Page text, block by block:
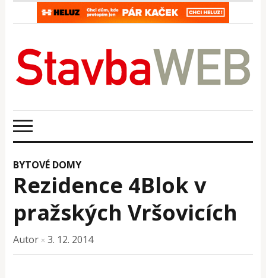
BYTOVÉ DOMY
Rezidence 4Blok v
pražských Vršovicích
Autor × 3. 12. 2014